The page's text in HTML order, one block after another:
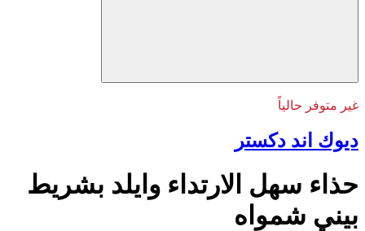
غير متوفر حالياً
ديوك اند دكستر
حذاء سهل الارتداء وايلد بشريط
بيني شمواه